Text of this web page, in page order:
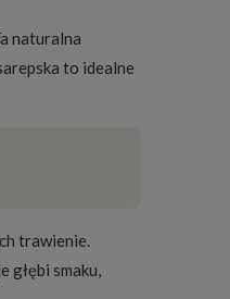
naturalna
to idealne
trawienie.
głębi smaku,